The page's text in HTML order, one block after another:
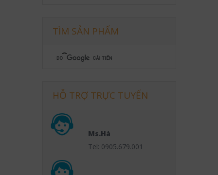
TÌM SẢN PHẨM
HỖ TRỢ TRỰC TUYẾN
Ms.Hà
Tel: 0905.679.001